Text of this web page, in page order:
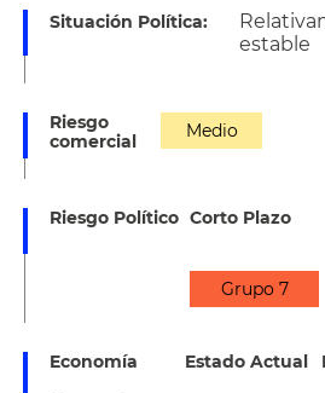
Situación Política:
estable
Riesgo
comercial
Medio
Riesgo Político Corto Plazo
Grupo 7
Economía Estado Actual